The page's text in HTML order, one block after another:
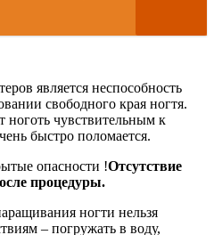
является неспособность
свободного края ногтя.
ноготь чувствительным к
быстро поломается.
Отсутствие
процедуры.
ногти нельзя
– погружать в воду,